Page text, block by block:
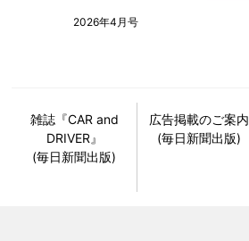
2026年4月号
雑誌『CAR and
DRIVER』
(毎日新聞出版)
広告掲載のご案内
(毎日新聞出版)